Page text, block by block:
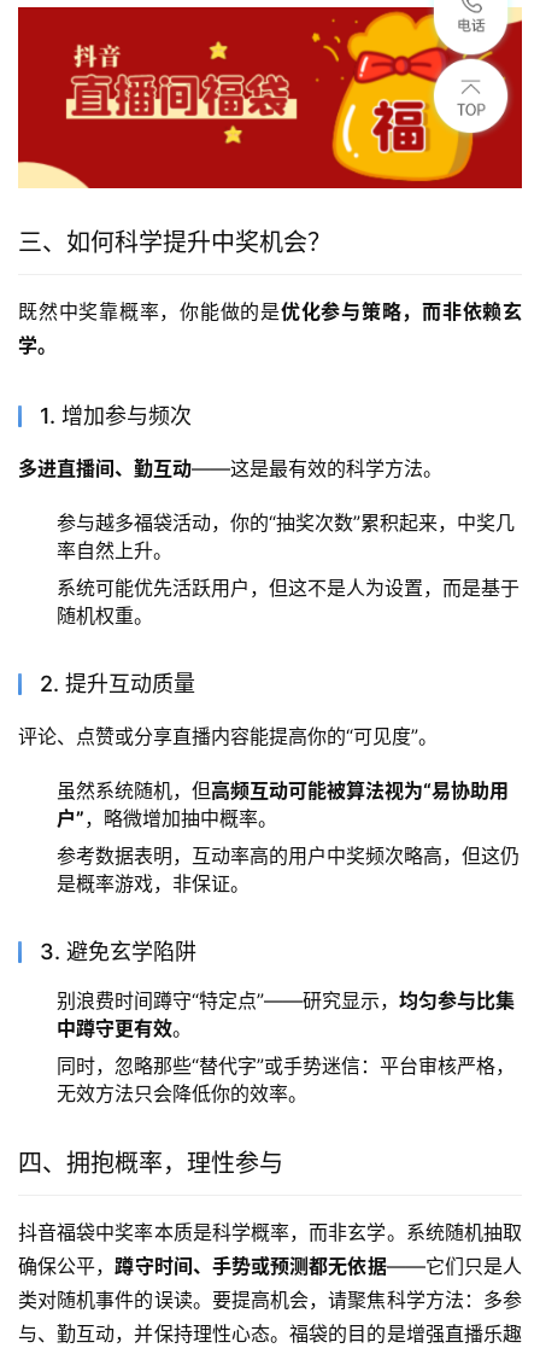
三、如何科学提升中奖机会？
既然中奖靠概率，你能做的是优化参与策略，而非依赖玄
学。
1. 增加参与频次
多进直播间、勤互动——这是最有效的科学方法。
参与越多福袋活动，你的“抽奖次数”累积起来，中奖几
率自然上升。
系统可能优先活跃用户，但这不是人为设置，而是基于
随机权重。
2. 提升互动质量
评论、点赞或分享直播内容能提高你的“可见度”。
虽然系统随机，但高频互动可能被算法视为“易协助用
户”，略微增加抽中概率。
参考数据表明，互动率高的用户中奖频次略高，但这仍
是概率游戏，非保证。
3. 避免玄学陷阱
别浪费时间蹲守“特定点”——研究显示， 均匀参与比集
中蹲守更有效。
同时，忽略那些“替代字”或手势迷信：平台审核严格，
无效方法只会降低你的效率。
四、拥抱概率，理性参与
抖音福袋中奖率本质是科学概率，而非玄学。系统随机抽取
确保公平，蹲守时间、手势或预测都无依据——它们只是人
类对随机事件的误读。要提高机会，请聚焦科学方法：多参
与、勤互动，并保持理性心态。福袋的目的是增强直播乐趣